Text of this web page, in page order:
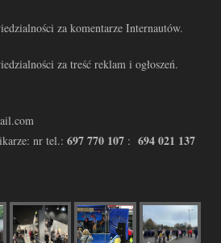
za komentarze Internautów.
za treść reklam i ogłoszeń.
nr tel.: 697 770 107 : 694 021 137